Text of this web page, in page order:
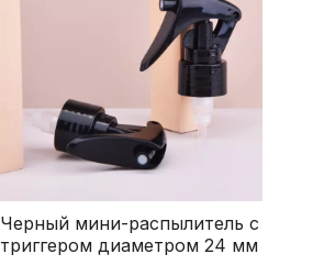
Черный мини-распылитель с
триггером диаметром 24 мм